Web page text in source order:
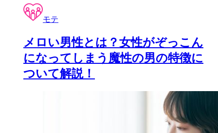
モテ
メロい男性とは？女性がぞっこん
になってしまう魔性の男の特徴に
ついて解説！